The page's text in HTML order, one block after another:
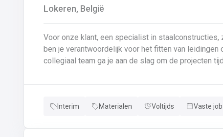
Lokeren, België
Voor onze klant, een specialist in
ben je verantwoordelijk voor het fitten van
collegiaal team ga je aan de slag om de projecten tijdig en
van leidingen in samenwerking met je
en bijhouden van lasdossiers.Interpretatie en
Interim Materialen Voltijds Vaste